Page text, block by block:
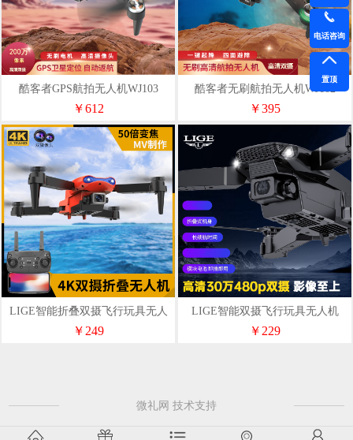
酷客者GPS航拍无人机WJ103
￥612
酷客者无刷航拍无人机WJ102
￥395
LIGE智能折叠双摄飞行玩具无人
机W006
￥249
LIGE智能双摄飞行玩具无人机
W001
￥229
微礼网 技术支持
电话咨询
置顶